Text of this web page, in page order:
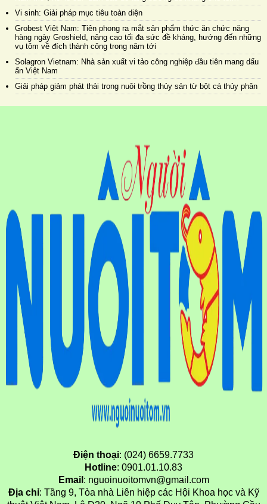
Vi sinh: Giải pháp mục tiêu toàn diện
Grobest Việt Nam: Tiên phong ra mắt sản phẩm thức ăn chức năng
hàng ngày Groshield, nâng cao tối đa sức đề kháng, hướng đến những
vụ tôm về đích thành công trong năm tới
Solagron Vietnam: Nhà sản xuất vi tảo công nghiệp đầu tiên mang dấu
ấn Việt Nam
Giải pháp giảm phát thải trong nuôi trồng thủy sản từ bột cá thủy phân
Điện thoại: (024) 6659.7733
Hotline: 0901.01.10.83
Email : nguoinuoitomvn@gmail.com
Địa chỉ: Tầng 9, Tòa nhà Liên hiệp các Hội Khoa học và Kỹ